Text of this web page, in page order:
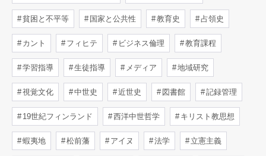
貧困と不平等 国家と公共性 教育史 占領史
カント フィヒテ ビジネス倫理 教育課程
学習指導 生徒指導 メディア 地域研究
視覚文化 中世史 近世史 図書館 記録管理
19世紀フィンランド 西洋中世哲学 キリスト教思想
蝦夷地 松前藩 アイヌ 法学 立憲主義